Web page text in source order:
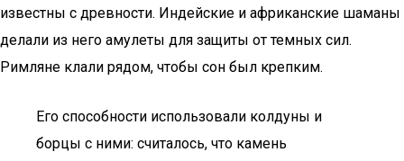
известны с древности. Индейские и африканские шаманы
делали из него амулеты для защиты от темных сил.
Римляне клали рядом, чтобы сон был крепким.
Его способности использовали колдуны и
борцы с ними: считалось, что камень